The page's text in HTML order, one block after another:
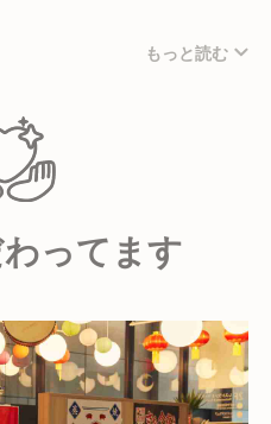
境です！
もっと読む
ってます